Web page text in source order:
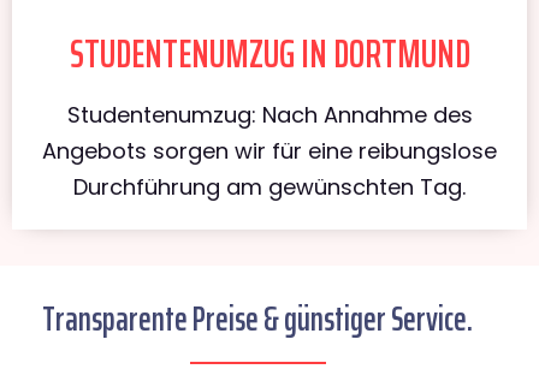
STUDENTENUMZUG IN DORTMUND
Studentenumzug: Nach Annahme des
Angebots sorgen wir für eine reibungslose
Durchführung am gewünschten Tag.
Transparente Preise & günstiger Service.